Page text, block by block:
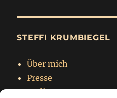
STEFFI KRUMBIEGEL
Über mich
Presse
Nadja